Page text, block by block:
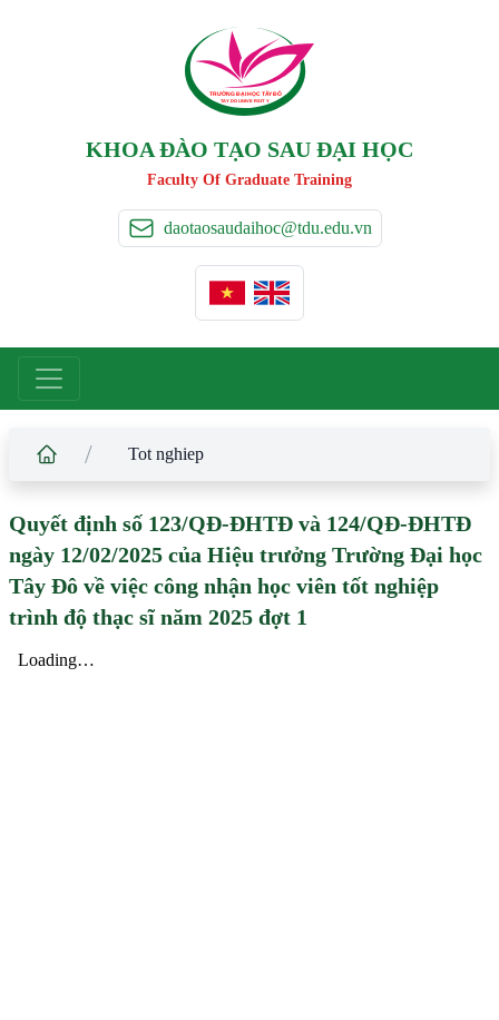
TRƯỜNG ĐẠI HỌC TÂY ĐÔ
TAY DO UNIVERSIT Y
KHOA ĐÀO TẠO SAU ĐẠI HỌC
Faculty Of Graduate Training
daotaosaudaihoc@tdu.edu.vn
/ Tot nghiep
Quyết định số 123/QĐ-ĐHTĐ và 124/QĐ-ĐHTĐ
ngày 12/02/2025 của Hiệu trưởng Trường Đại học
Tây Đô về việc công nhận học viên tốt nghiệp
trình độ thạc sĩ năm 2025 đợt 1